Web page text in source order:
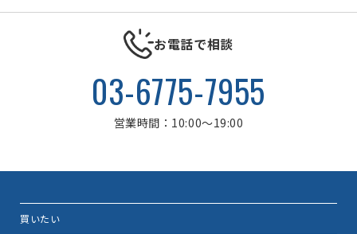
お電話で相談
03-6775-7955
営業時間：10:00～19:00
買いたい